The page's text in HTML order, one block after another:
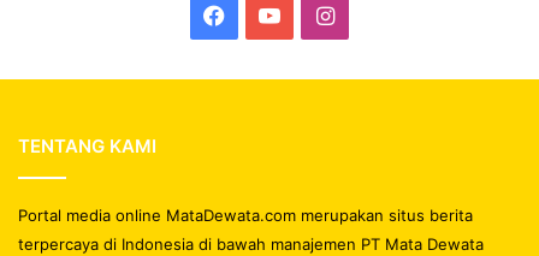
Facebook
YouTubeInstagram
TENTANG KAMI
Portal media online MataDewata.com merupakan situs berita
terpercaya di Indonesia di bawah manajemen PT Mata Dewata